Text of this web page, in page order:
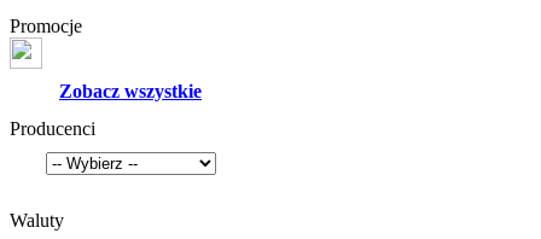
Promocje
Zobacz wszystkie
Producenci
Waluty